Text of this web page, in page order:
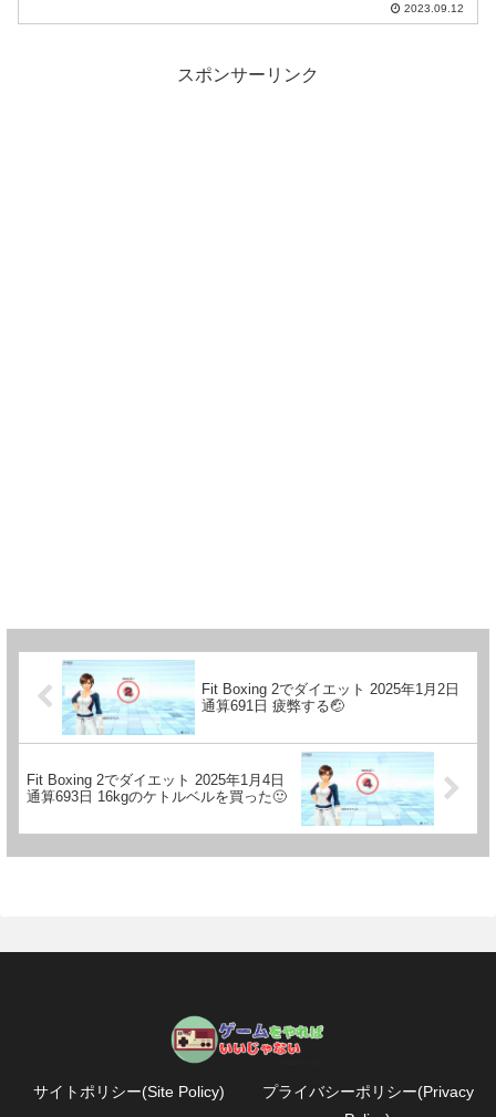
2023.09.12
スポンサーリンク
Fit Boxing 2でダイエット 2025年1月2日
通算691日 疲弊する🤕
Fit Boxing 2でダイエット 2025年1月4日
通算693日 16kgのケトルベルを買った🙂
サイトポリシー(Site Policy)
プライバシーポリシー(Privacy